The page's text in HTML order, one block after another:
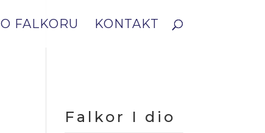
O FALKORU KONTAKT
Falkor I dio